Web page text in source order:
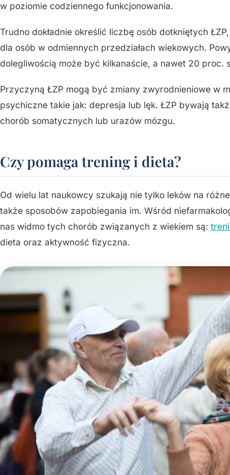
w poziomie codziennego funkcjonowania.
Trudno dokładnie określić liczbę osób dotkniętych
dla osób w odmiennych przedziałach wiekowych.
dolegliwością może być kilkanaście, a nawet 20 proc.
Przyczyną ŁZP mogą być zmiany zwyrodnieniowe w
psychiczne takie jak: depresja lub lęk. ŁZP bywają
chorób somatycznych lub urazów mózgu.
Czy pomaga trening i dieta?
Od wielu lat naukowcy szukają nie tylko leków na
także sposobów zapobiegania im. Wśród
nas widmo tych chorób związanych z wiekiem są:
dieta oraz aktywność fizyczna.